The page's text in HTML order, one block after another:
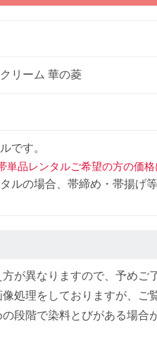
リーム 華の菱
です。
単品レンタルご希望の方の価格
ルの場合、帯締め・帯揚げ
が異なりますので、予めご
処理をしておりますが、
段階で染料とびがある場合